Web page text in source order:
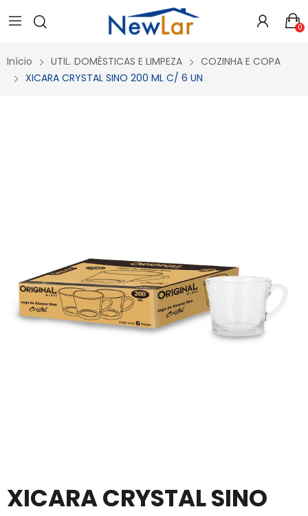
Secure crypto portfolio manager for desktops and mobile -
Visit Ledger Live
- easily manage, stake, and track assets. 0
Início UTIL. DOMÉSTICAS E LIMPEZA
COZINHA E COPA
XICARA CRYSTAL SINO 200 ML C/ 6 UN
XICARA CRYSTAL SINO